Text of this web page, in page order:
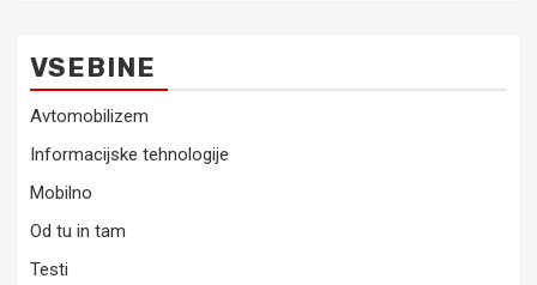
VSEBINE
Avtomobilizem
Informacijske tehnologije
Mobilno
Od tu in tam
Testi